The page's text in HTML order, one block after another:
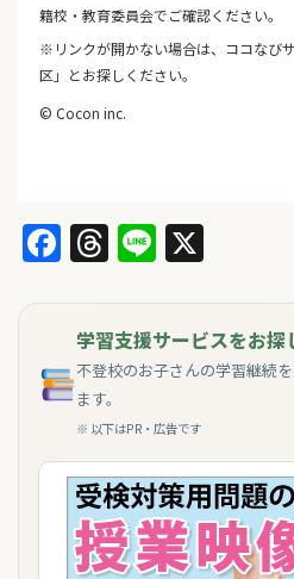
籍校・教育委員会でご確認ください。
※リンクが開かない場合は、ココなび
区」とお探しください。
© Cocon inc.
Facebook
Threads
Line
学習支援サービスをお探
不登校のお子さんの学習継続
ます。
※ 以下はPR・広告です